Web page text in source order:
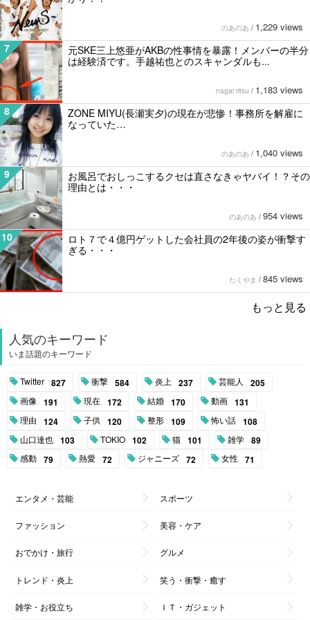
のあのあ / 1,229 views
7
元SKE三上悠亜がAKBの性事情を暴露！メンバーの半分
は経験済です。手越祐也とのスキャンダルも...
nagai ritsu / 1,183 views
8
ZONE MIYU(長瀬実夕)の現在が悲惨！事務所を解雇に
なっていた…
のあのあ / 1,040 views
9
お風呂でおしっこするクセは直さなきゃヤバイ！？その
理由とは・・・
のあのあ / 954 views
10
ロト７で４億円ゲットした会社員の2年後の姿が衝撃す
ぎる・・・
たくやま / 845 views
もっと見る
人気のキーワード
いま話題のキーワード
Twitter 827 衝撃 584 炎上 237 芸能人 205
画像 191 現在 172 結婚 170 動画 131
理由 124 子供 120 整形 109 怖い話 108
山口達也 103 TOKIO 102 猫 101 雑学 89
感動 79 熱愛 72 ジャニーズ 72 女性 71
エンタメ・芸能 スポーツ
ファッション 美容・ケア
おでかけ・旅行 グルメ
トレンド・炎上 笑う・衝撃・癒す
雑学・お役立ち ＩＴ・ガジェット